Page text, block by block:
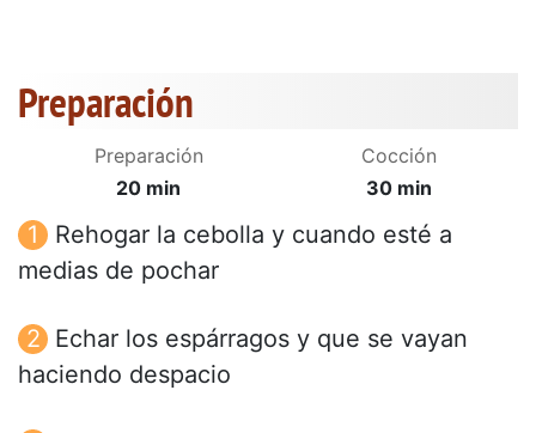
Preparación
Preparación
20 min
Cocción
30 min
Rehogar la cebolla y cuando esté a
medias de pochar
Echar los espárragos y que se vayan
haciendo despacio